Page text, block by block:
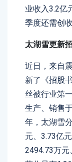
业收入3.2亿
季度还需创
太湖雪更新
近日，来自
新了《招股
丝被行业第
生产、销售
年，太湖雪
元、3.73亿
2494.73万